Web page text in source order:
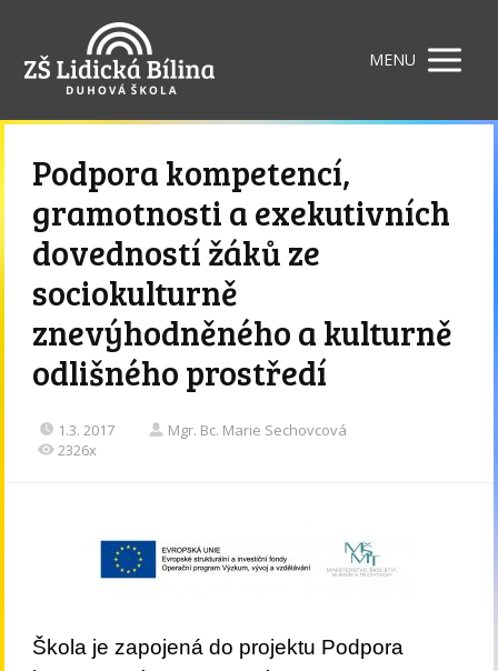
MENU
Podpora kompetencí,
gramotnosti a exekutivních
dovedností žáků ze
sociokulturně
znevýhodněného a kulturně
odlišného prostředí
1.3. 2017
Mgr. Bc. Marie Sechovcová
2326x
Škola je zapojená do projektu Podpora